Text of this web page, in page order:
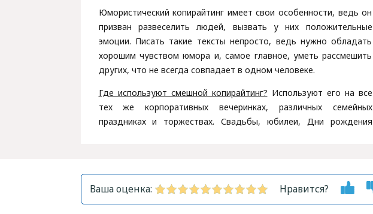
Юмористический копирайтинг имеет свои особенности, ведь он
призван развеселить людей, вызвать у них положительные
эмоции. Писать такие тексты непросто, ведь нужно обладать
хорошим чувством юмора и, самое главное, уметь рассмешить
других, что не всегда совпадает в одном человеке.
Где используют смешной копирайтинг? Используют его на все
тех же корпоративных вечеринках, различных семейных
праздниках и торжествах. Свадьбы, юбилеи, Дни рождения
Ваша оценка: Нравится?